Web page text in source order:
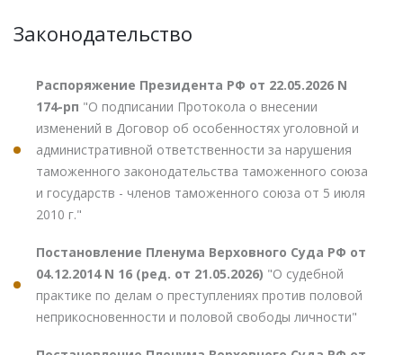
Законодательство
Распоряжение Президента РФ от 22.05.2026 N
174-рп "О подписании Протокола о внесении
изменений в Договор об особенностях уголовной и
административной ответственности за нарушения
таможенного законодательства таможенного союза
и государств - членов таможенного союза от 5 июля
2010 г."
Постановление Пленума Верховного Суда РФ от
04.12.2014 N 16 (ред. от 21.05.2026) "О судебной
практике по делам о преступлениях против половой
неприкосновенности и половой свободы личности"